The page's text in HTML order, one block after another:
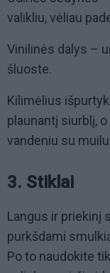
valikliu, vėliau
Vinilinės dalys –
šluoste.
Kilimėlius
plaunantį siurblį,
vandeniu su
3. Stiklai
Langus ir priekinį
purkšdami
Po to naudokite